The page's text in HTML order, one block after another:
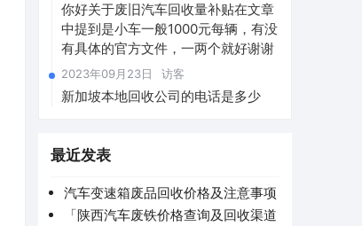
你好关于废旧汽车回收量补贴在文章
中提到是小车一般1000元每辆，有没
有具体的官方文件，一两个就好谢谢
2023年09月23日 访客
新加坡本地回收公司的电话是多少
最近发表
汽车变速箱废品回收价格及注意事项
「陕西汽车废铁价格查询及回收渠道